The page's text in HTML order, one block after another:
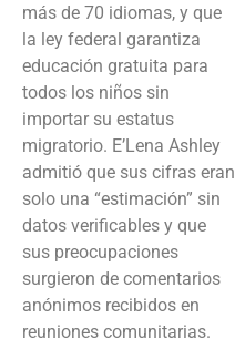
más de 70 idiomas, y que
la ley federal garantiza
educación gratuita para
todos los niños sin
importar su estatus
migratorio. E’Lena Ashley
admitió que sus cifras eran
solo una “estimación” sin
datos verificables y que
sus preocupaciones
surgieron de comentarios
anónimos recibidos en
reuniones comunitarias.